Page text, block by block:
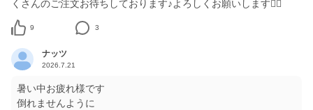
くさんのご注文お待ちしております♪よろしくお願いします🙇‍♂️
9 3
ナッツ
2026.7.21
暑い中お疲れ様です
倒れませんように